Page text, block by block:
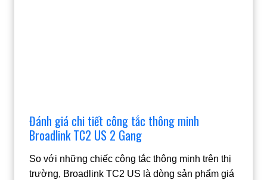
Đánh giá chi tiết công tắc thông minh
Broadlink TC2 US 2 Gang
So với những chiếc công tắc thông minh trên thị
trường, Broadlink TC2 US là dòng sản phẩm giá